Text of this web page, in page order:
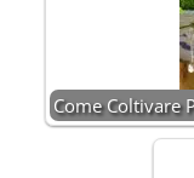
Come Coltivare